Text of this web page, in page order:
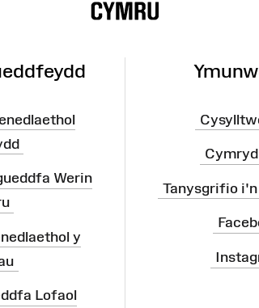
Werin
y
Lofaol
Tanysgrifio